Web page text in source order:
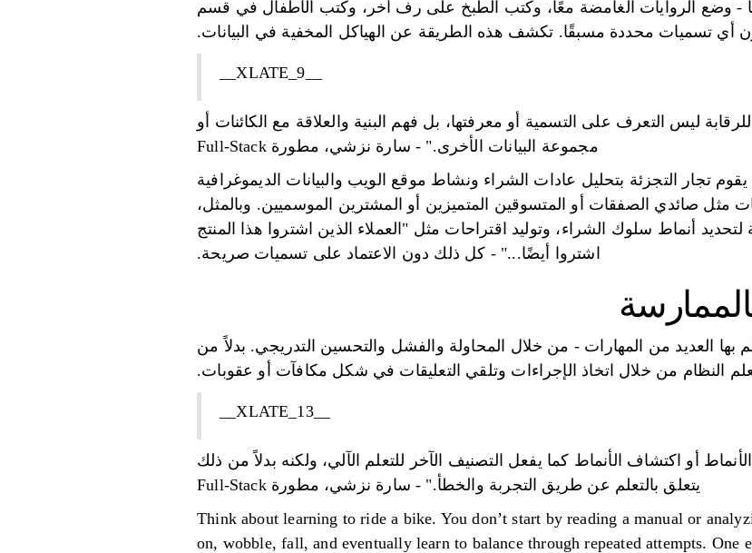
- وضع الروايات الغامضة معًا، وكتب الطبخ على رف آخر، وكتب الأطفال في قسم
أي تسميات محددة مسبقًا. تكشف هذه الطريقة عن الهياكل المخفية في البيانات.
ليس التعرف على التسمية أو معرفتها، بل فهم البنية والعلاقة مع الكائنات أو
مجموعة البيانات الأخرى." - سارة نزشي، مطورة Full-Stack
يقوم تجار التجزئة بتحليل عادات الشراء ونشاط موقع الويب والبيانات الديموغرافية
مثل صائدي الصفقات أو المتسوقين المتميزين أو المشترين الموسميين. وبالمثل،
أنماط سلوك الشراء، وتوليد اقتراحات مثل "العملاء الذين اشتروا هذا المنتج
اشتروا أيضًا..." - كل ذلك دون الاعتماد على تسميات صريحة.
بها العديد من المهارات - من خلال المحاولة والفشل والتحسين التدريجي. بدلاً من
يتعلم النظام من خلال اتخاذ الإجراءات وتلقي التعليقات في شكل مكافآت أو عقوبات.
__XLATE_13__
أو اكتشاف الأنماط كما يفعل التصنيف الآخر للتعلم الآلي، ولكنه بدلاً من ذلك
يتعلق بالتعلم عن طريق التجربة والخطأ." - سارة نزشي، مطورة Full-Stack
Think about learning to ride a bike. You don’t start by reading a manual or
on, wobble, fall, and eventually learn to balance through repeated attempts. One